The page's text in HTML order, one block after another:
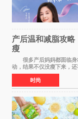
产后温和减脂攻
瘦
很多产后妈妈都面临身
动，结果不仅没瘦下来，
通人完全不同，核心是 温
时尚